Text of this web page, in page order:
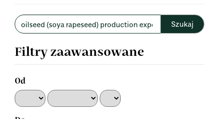
Wyszukaj
w
Filtry zaawansowane
Od